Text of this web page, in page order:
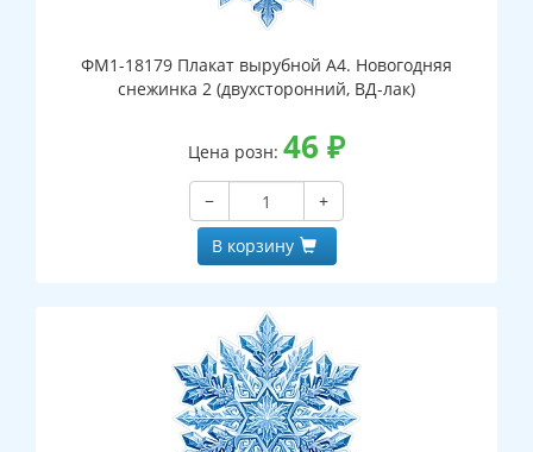
ФМ1-18179 Плакат вырубной А4. Новогодняя
снежинка 2 (двухсторонний, ВД-лак)
Цена розн: 46 ₽
−
+
В корзину